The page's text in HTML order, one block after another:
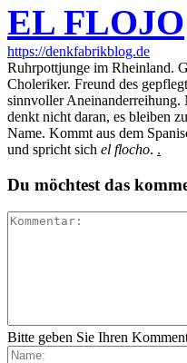
EL FLOJO
https://denkfabrikblog.de
Ruhrpottjunge im Rheinland.
Choleriker. Freund des
sinnvoller Aneinanderreihung.
denkt nicht daran, es bleiben
Name. Kommt aus dem
und spricht sich el flocho. .
Du möchtest das
Bitte geben Sie Ihren